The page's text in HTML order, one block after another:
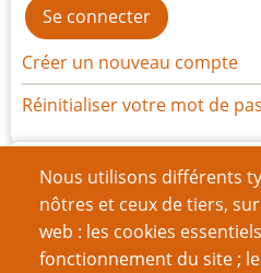
Nous utilisons différents
nôtres et ceux de tiers,
web : les cookies
fonctionnement du site ;
Créer un nouveau compte
Réinitialiser votre mot de
Archives
juillet 2026(1)
juin 2026(7)